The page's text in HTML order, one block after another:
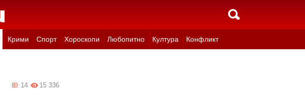
Крими Спорт Хороскопи Любопитно Култура Конфликт
15 336
14